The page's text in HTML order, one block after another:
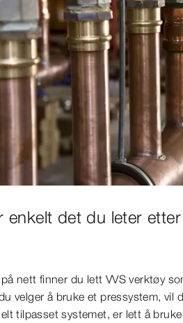
enkelt det du leter
nett finner du lett VVS verktøy
velger å bruke et pressystem, vil
tilpasset systemet, er lett å